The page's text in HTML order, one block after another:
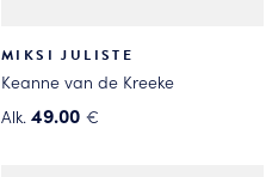
MIKSI JULISTE
Keanne van de Kreeke
Alk. 49.00 €